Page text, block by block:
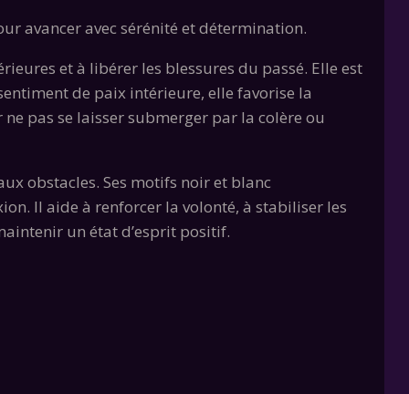
avancer avec sérénité et détermination.
et à libérer les blessures du passé. Elle est
de paix intérieure, elle favorise la
pas se laisser submerger par la colère ou
obstacles. Ses motifs noir et blanc
Il aide à renforcer la volonté, à stabiliser les
un état d’esprit positif.